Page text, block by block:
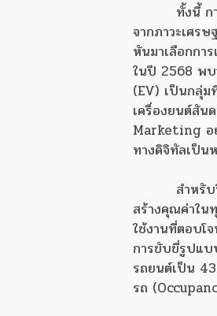
ทั้งนี้ ก
จากภาวะเศร
หันมาเลือกกา
ในปี 2568 พบ
(EV) เป็นกลุ่ม
เครื่องยนต์สัน
Marketing อ
ทางดิจิทัลเป็น
สำหรั
สร้างคุณค่าใน
ใช้งานที่ตอบโ
การขับขี่รูปแ
รถยนต์เป็น
รถ